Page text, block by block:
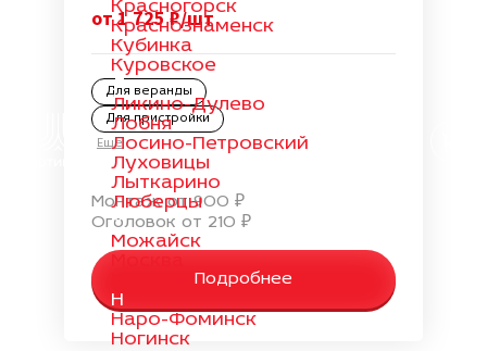
Красногорск
Краснознаменск
Кубинка
Куровское
Л
Ликино-Дулево
Лобня
Лосино-Петровский
Луховицы
Лыткарино
Люберцы
М
Можайск
Н
Наро-Фоминск
Ногинск
от 1 725 ₽/шт
Для веранды
Для пристройки
Еще
Монтаж от 900 ₽
Оголовок от 210 ₽
Подробнее